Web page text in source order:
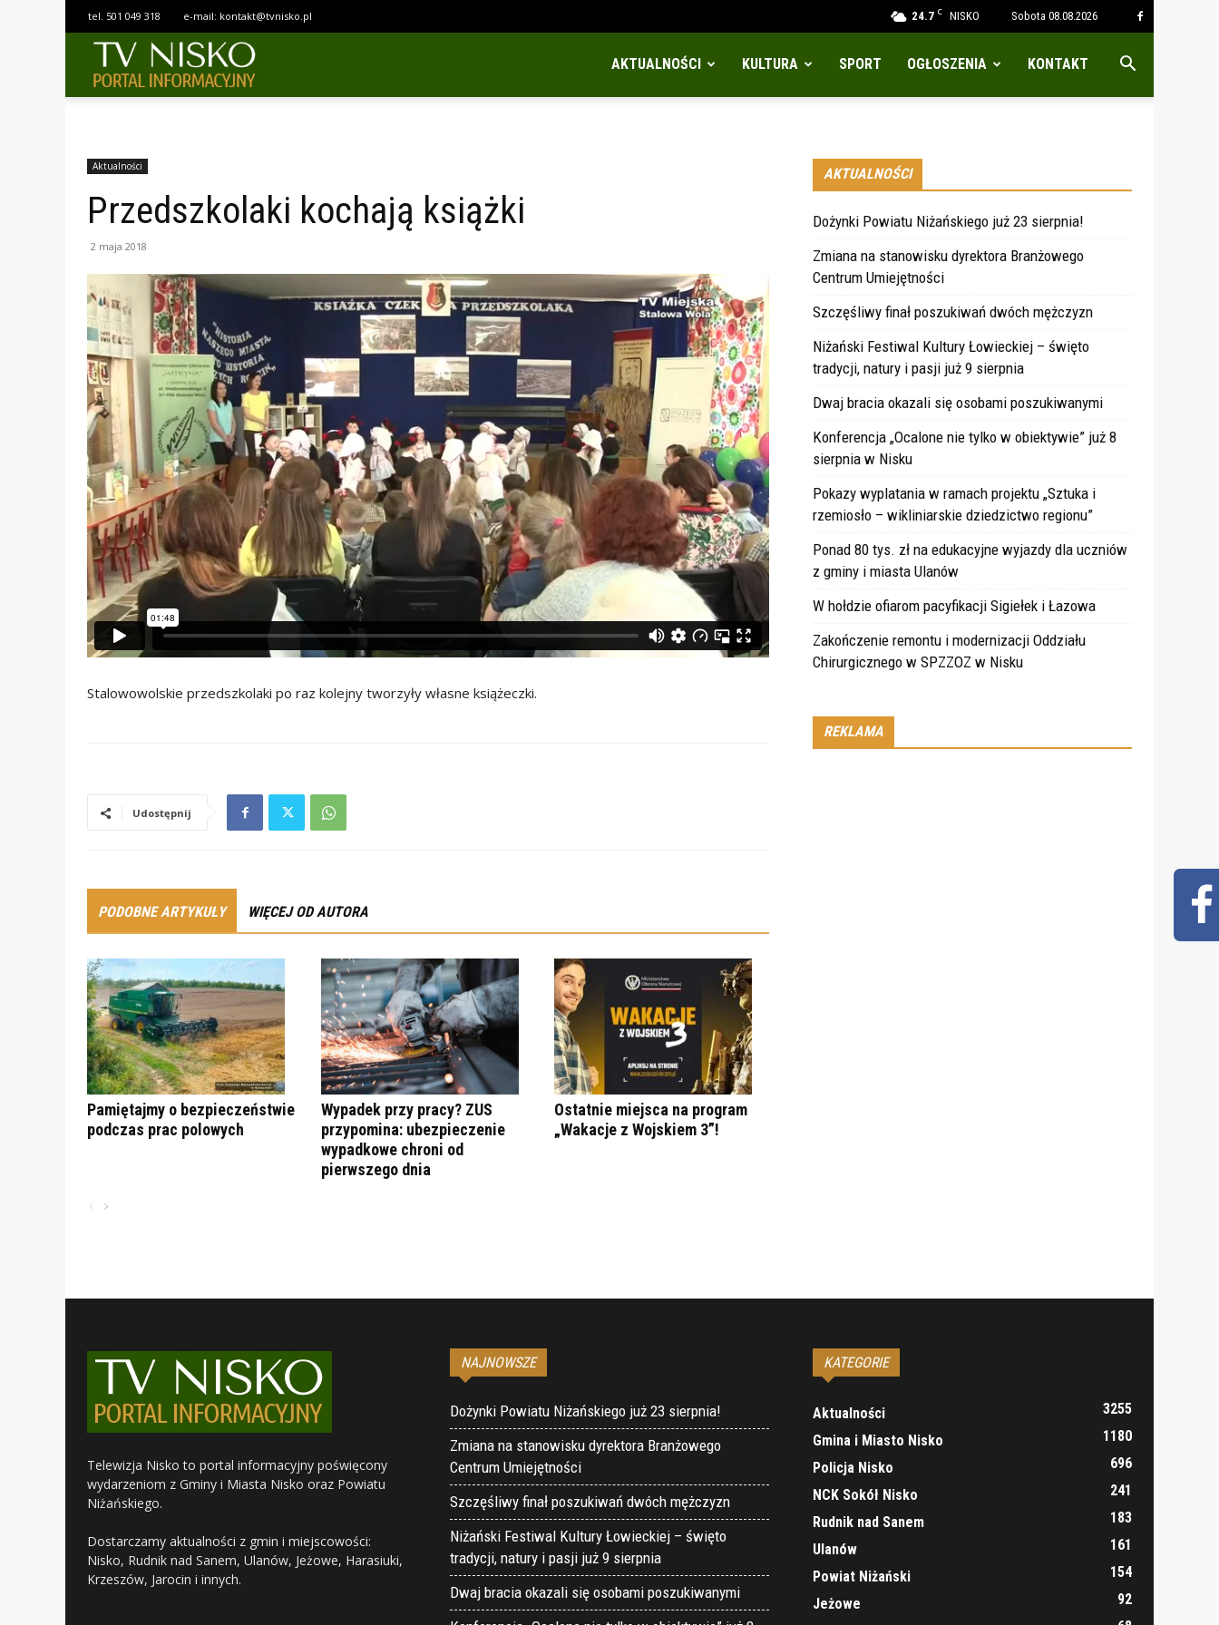
24.7 C NISKO Sobota 08.08.2026
tel. 501 049 318 e-mail: kontakt@tvnisko.pl
AKTUALNOŚCI KULTURA SPORT OGŁOSZENIA KONTAKT
Aktualności
Przedszkolaki kochają książki
2 maja 2018
Stalowowolskie przedszkolaki po raz kolejny tworzyły własne książeczki.
Udostępnij
PODOBNE ARTYKUŁY WIĘCEJ OD AUTORA
Pamiętajmy o bezpieczeństwie
podczas prac polowych
Wypadek przy pracy? ZUS
przypomina: ubezpieczenie
wypadkowe chroni od
pierwszego dnia
Ostatnie miejsca na program
„Wakacje z Wojskiem 3”!
AKTUALNOŚCI
Dożynki Powiatu Niżańskiego już 23 sierpnia!
Zmiana na stanowisku dyrektora Branżowego
Centrum Umiejętności
Szczęśliwy finał poszukiwań dwóch mężczyzn
Niżański Festiwal Kultury Łowieckiej – święto
tradycji, natury i pasji już 9 sierpnia
Dwaj bracia okazali się osobami poszukiwanymi
Konferencja „Ocalone nie tylko w obiektywie” już 8
sierpnia w Nisku
Pokazy wyplatania w ramach projektu „Sztuka i
rzemiosło – wikliniarskie dziedzictwo regionu”
Ponad 80 tys. zł na edukacyjne wyjazdy dla uczniów
z gminy i miasta Ulanów
W hołdzie ofiarom pacyfikacji Sigiełek i Łazowa
Zakończenie remontu i modernizacji Oddziału
Chirurgicznego w SPZZOZ w Nisku
REKLAMA
Telewizja Nisko to portal informacyjny poświęcony
wydarzeniom z Gminy i Miasta Nisko oraz Powiatu
Niżańskiego.
Dostarczamy aktualności z gmin i miejscowości:
Nisko, Rudnik nad Sanem, Ulanów, Jeżowe, Harasiuki,
Krzeszów, Jarocin i innych.
NAJNOWSZE
Dożynki Powiatu Niżańskiego już 23 sierpnia!
Zmiana na stanowisku dyrektora Branżowego
Centrum Umiejętności
Szczęśliwy finał poszukiwań dwóch mężczyzn
Niżański Festiwal Kultury Łowieckiej – święto
tradycji, natury i pasji już 9 sierpnia
Dwaj bracia okazali się osobami poszukiwanymi
KATEGORIE
Aktualności
3255
Gmina i Miasto Nisko
1180
Policja Nisko
696
NCK Sokół Nisko
241
Rudnik nad Sanem
183
Ulanów
161
Powiat Niżański
154
Jeżowe
92